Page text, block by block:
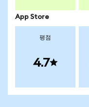
App Store
평점
4.7